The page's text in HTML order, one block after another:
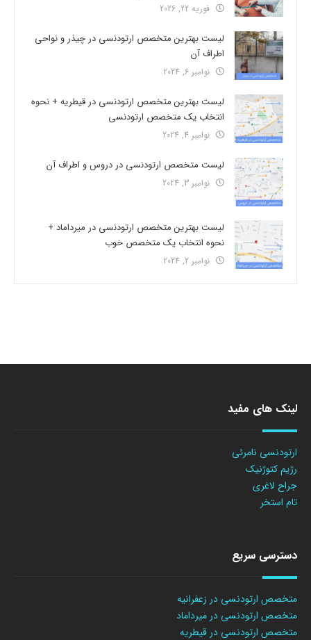
فوریه 22, 2026
لیست بهترین متخصص ارتودنسی در چیذر و نواحی
اطراف آن
نوامبر 6, 2024
لیست بهترین متخصص ارتودنسی در قیطریه + نحوه
انتخاب یک متخصص ارتودنسی
نوامبر 4, 2024
لیست متخصص ارتودنسی در دروس و اطراف آن
نوامبر 3, 2024
لیست بهترین متخصص ارتودنسی در میرداماد +
نحوه انتخاب یک متخصص خوب
نوامبر 2, 2024
لینک های مفید
ارتودنسی نامرئی
رژیم کتوژنیک
جراح لاغری
تام استخر
دسترسی سریع
متخصص ارتودنسی در زعفرانیه
متخصص ارتودنسی در میرداماد
متخصص ارتودنسی در قیطریه